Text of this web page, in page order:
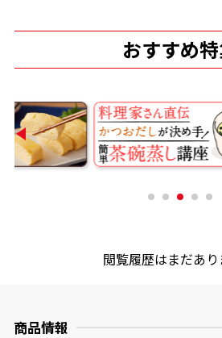
だしパック
おすすめ
閲覧履歴はまだあ
商品情報